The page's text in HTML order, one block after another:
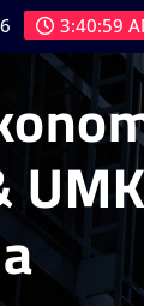
3:41:01